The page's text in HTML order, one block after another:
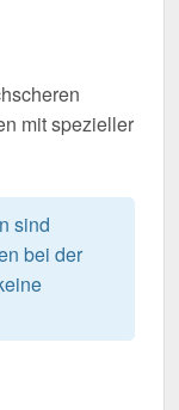
mit spezieller
sind
bei der